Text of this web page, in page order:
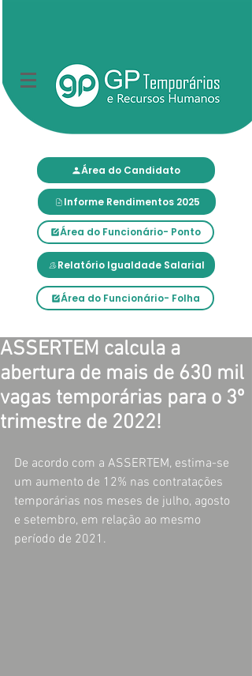
Área do Candidato
Informe Rendimentos 2025
Área do Funcionário- Ponto
Relatório Igualdade Salarial
Área do Funcionário- Folha
ASSERTEM calcula a
abertura de mais de 630 mil
vagas temporárias para o 3º
trimestre de 2022!
De acordo com a ASSERTEM, estima-se
um aumento de 12% nas contratações
temporárias nos meses de julho, agosto
e setembro, em relação ao mesmo
período de 2021.